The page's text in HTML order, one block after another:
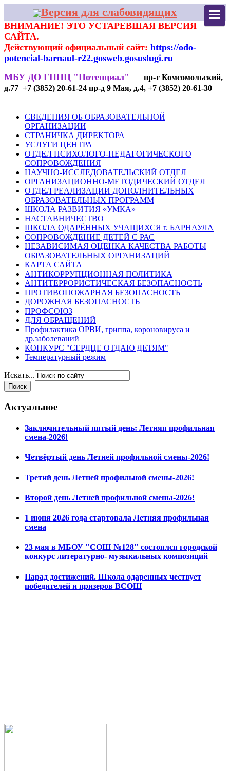
Версия для слабовидящих
ВНИМАНИЕ! ЭТО УСТАРЕВШАЯ ВЕРСИЯ
САЙТА.
Действующий официальный сайт: https://odo-
potencial-barnaul-r22.gosweb.gosuslugi.ru
МБУ ДО ГППЦ "Потенциал"
пр-т Комсомольский,
д.77 +7 (3852) 20-61-24 пр-д 9 Мая, д.4, +7 (3852) 20-61-30
СВЕДЕНИЯ ОБ ОБРАЗОВАТЕЛЬНОЙ
ОРГАНИЗАЦИИ
СТРАНИЧКА ДИРЕКТОРА
УСЛУГИ ЦЕНТРА
ОТДЕЛ ПСИХОЛОГО-ПЕДАГОГИЧЕСКОГО
СОПРОВОЖДЕНИЯ
НАУЧНО-ИССЛЕДОВАТЕЛЬСКИЙ ОТДЕЛ
ОРГАНИЗАЦИОННО-МЕТОДИЧЕСКИЙ ОТДЕЛ
ОТДЕЛ РЕАЛИЗАЦИИ ДОПОЛНИТЕЛЬНЫХ
ОБРАЗОВАТЕЛЬНЫХ ПРОГРАММ
ШКОЛА РАЗВИТИЯ «УМКА»
НАСТАВНИЧЕСТВО
ШКОЛА ОДАРЁННЫХ УЧАЩИХСЯ г. БАРНАУЛА
СОПРОВОЖДЕНИЕ ДЕТЕЙ С РАС
НЕЗАВИСИМАЯ ОЦЕНКА КАЧЕСТВА РАБОТЫ
ОБРАЗОВАТЕЛЬНЫХ ОРГАНИЗАЦИЙ
КАРТА САЙТА
АНТИКОРРУПЦИОННАЯ ПОЛИТИКА
АНТИТЕРРОРИСТИЧЕСКАЯ БЕЗОПАСНОСТЬ
ПРОТИВОПОЖАРНАЯ БЕЗОПАСНОСТЬ
ДОРОЖНАЯ БЕЗОПАСНОСТЬ
ПРОФСОЮЗ
ДЛЯ ОБРАЩЕНИЙ
Профилактика ОРВИ, гриппа, короновируса и
др.заболеваний
КОНКУРС "СЕРДЦЕ ОТДАЮ ДЕТЯМ"
Температурный режим
Искать...
Актуальное
Заключительный пятый день: Летняя профильная
смена-2026!
Четвёртый день Летней профильной смены-2026!
Третий день Летней профильной смены-2026!
Второй день Летней профильной смены-2026!
1 июня 2026 года стартовала Летняя профильная
смена
23 мая в МБОУ "СОШ №128" состоялся городской
конкурс литературно- музыкальных композиций
Парад достижений. Школа одаренных чествует
победителей и призеров ВСОШ